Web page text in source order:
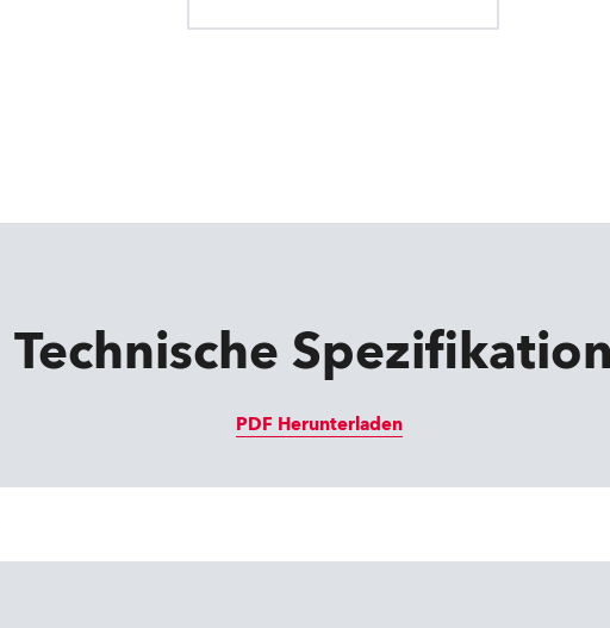
Technische
PDF Herunterladen